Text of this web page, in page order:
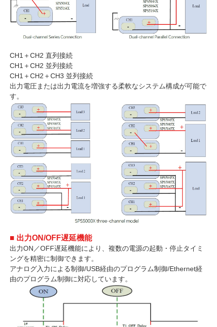
CH1＋CH2 直列接続
CH1＋CH2 並列接続
CH1＋CH2＋CH3 並列接続
出力電圧または出力電流を増強する柔軟なシステム構成が可能で
す。
■ 出力ON/OFF遅延機能
出力ON／OFF遅延機能により、複数の電源の起動・停止タイミ
ングを精密に制御できます。
アナログ入力による制御/USB経由のプログラム制御/Ethernet経
由のプログラム制御に対応しています。